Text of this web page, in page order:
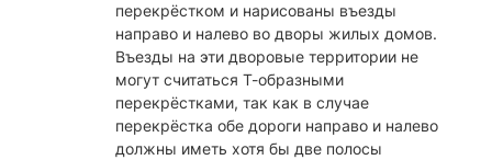
перекрёстком и нарисованы въезды
направо и налево во дворы жилых домов.
Въезды на эти дворовые территории не
могут считаться Т-образными
перекрёстками, так как в случае
перекрёстка обе дороги направо и налево
должны иметь хотя бы две полосы